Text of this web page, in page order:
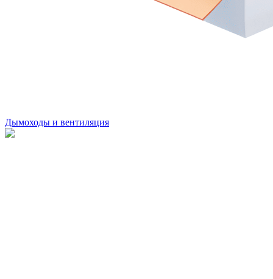
Дымоходы и вентиляция